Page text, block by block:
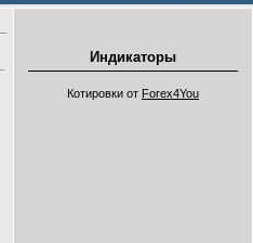
Индикаторы
Котировки от Forex4You